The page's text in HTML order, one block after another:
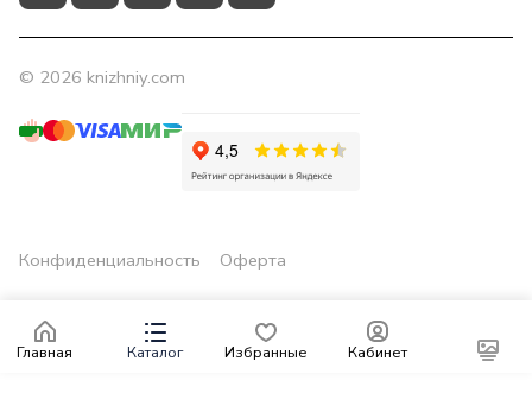
© 2026 knizhniy.com
Конфиденциальность Оферта
Главная Каталог Избранные Кабинет